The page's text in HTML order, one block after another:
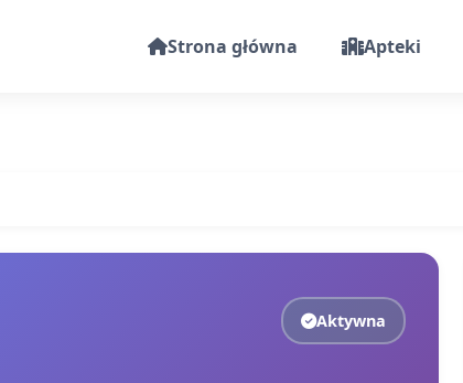
Strona główna Apteki
Aktywna